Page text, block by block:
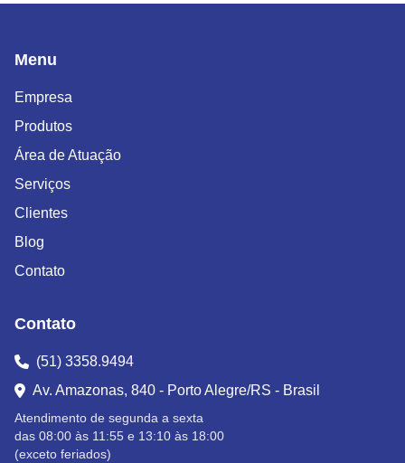
Menu
Empresa
Produtos
Área de Atuação
Serviços
Clientes
Blog
Contato
Contato
(51) 3358.9494
Av. Amazonas, 840 - Porto Alegre/RS - Brasil
Atendimento de segunda a sexta
das 08:00 às 11:55 e 13:10 às 18:00
(exceto feriados)